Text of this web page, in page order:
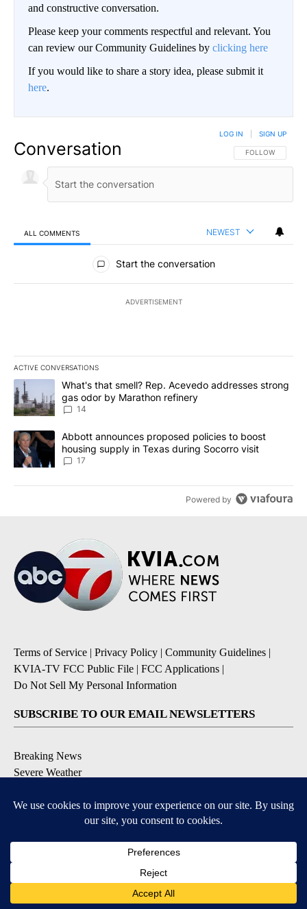
and constructive conversation.
Please keep your comments respectful and relevant. You
can review our Community Guidelines by clicking here
If you would like to share a story idea, please submit it
here.
Conversation FOLLOW THIS
FOLLOW
LOG IN SIGN UP
ALL COMMENTS NEWEST
All Comments
Start the conversation
ADVERTISEMENT
ACTIVE CONVERSATIONS
The following is a list of the most commented articles in the last
A trending article titled "What's that smell? Rep. Acevedo
What's that smell? Rep. Acevedo addresses strong
gas odor by Marathon refinery
14
A trending article titled "Abbott announces proposed policies to
Abbott announces proposed policies to boost
housing supply in Texas during Socorro visit
17
Powered by
Terms of Service | Privacy Policy | Community Guidelines |
KVIA-TV FCC Public File | FCC Applications |
Do Not Sell My Personal Information
SUBSCRIBE TO OUR EMAIL NEWSLETTERS
Breaking News
Severe Weather
Daily Weather Forecast
DOWNLOAD OUR APPS